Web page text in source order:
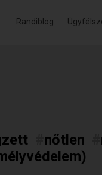
Randiblog
nőtlen